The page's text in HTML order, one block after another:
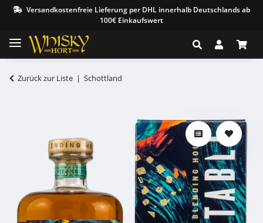
Versandkostenfreie Lieferung per DHL innerhalb Deutschlands ab
100€ Einkaufswert
Zurück zur Liste Schottland